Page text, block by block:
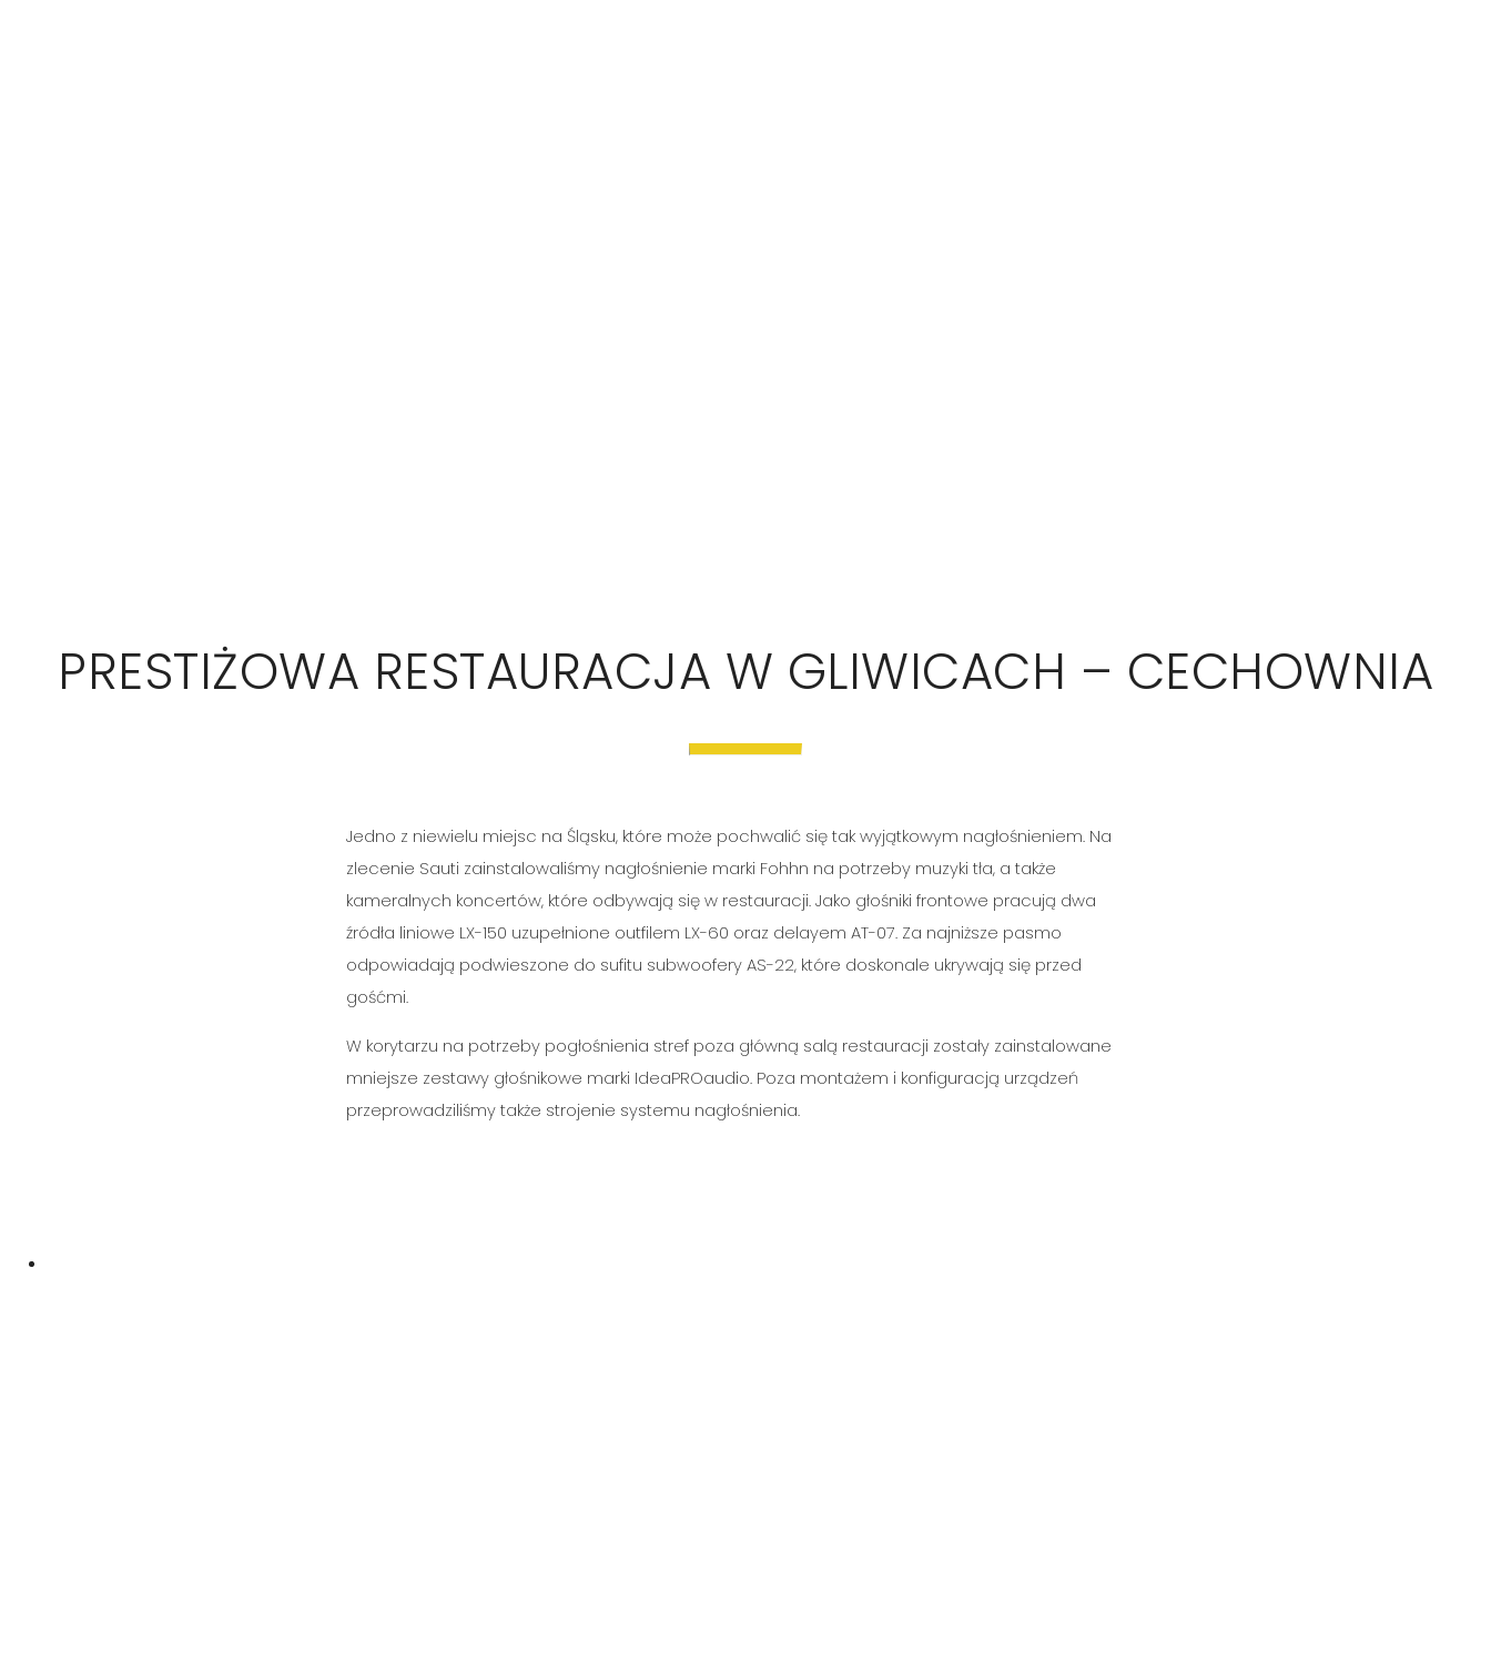
PRESTIŻOWA RESTAURACJA W GLIWICACH – CECHOWNIA
Jedno z niewielu miejsc na Śląsku, które może pochwalić się tak wyjątkowym nagłośnieniem. Na
zlecenie Sauti zainstalowaliśmy nagłośnienie marki Fohhn na potrzeby muzyki tła, a także
kameralnych koncertów, które odbywają się w restauracji. Jako głośniki frontowe pracują dwa
źródła liniowe LX-150 uzupełnione outfilem LX-60 oraz delayem AT-07. Za najniższe pasmo
odpowiadają podwieszone do sufitu subwoofery AS-22, które doskonale ukrywają się przed
gośćmi.
W korytarzu na potrzeby pogłośnienia stref poza główną salą restauracji zostały zainstalowane
mniejsze zestawy głośnikowe marki IdeaPROaudio. Poza montażem i konfiguracją urządzeń
przeprowadziliśmy także strojenie systemu nagłośnienia.